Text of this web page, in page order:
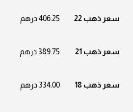
سعر ذهب 22 406.25 درهم
سعر ذهب 21 389.75 درهم
سعر ذهب 18 334.00 درهم